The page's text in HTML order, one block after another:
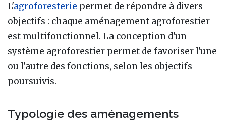
L'agroforesterie permet de répondre à divers
objectifs : chaque aménagement agroforestier
est multifonctionnel. La conception d'un
système agroforestier permet de favoriser l'une
ou l'autre des fonctions, selon les objectifs
poursuivis.
Typologie des aménagements